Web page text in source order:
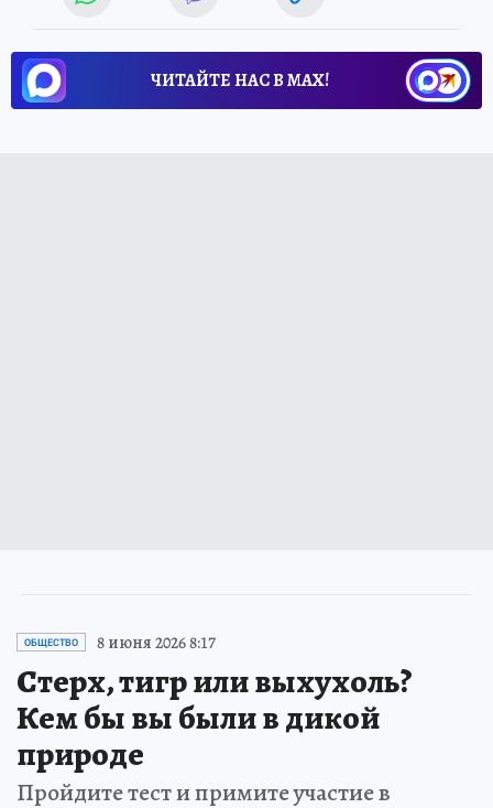
ЧИТАЙТЕ НАС В МАХ!
ОБЩЕСТВО 8 июня 2026 8:17
Стерх, тигр или выхухоль?
Кем бы вы были в дикой
природе
Пройдите тест и примите участие в